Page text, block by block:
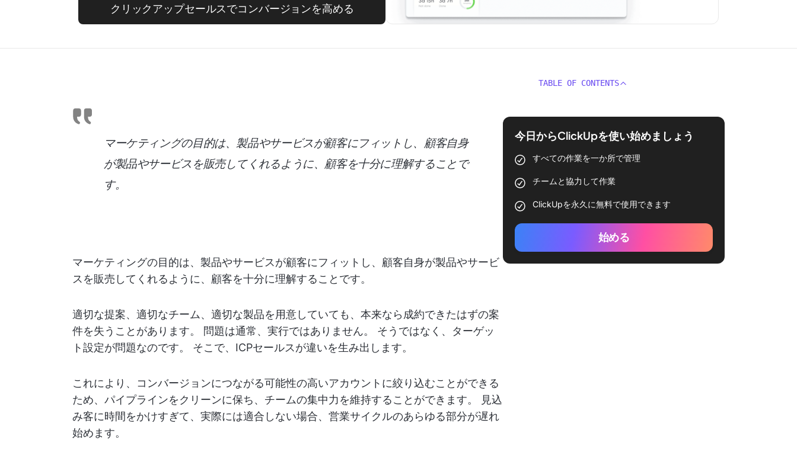
クリックアップセールスでコンバージョンを高める
マーケティングの目的は、製品やサービスが顧客にフィットし、顧客自身
が製品やサービスを販売してくれるように、顧客を十分に理解することで
す。
マーケティングの目的は、製品やサービスが顧客にフィットし、顧客自身が製品やサービ
スを販売してくれるように、顧客を十分に理解することです。
適切な提案、適切なチーム、適切な製品を用意していても、本来なら成約できたはずの案
件を失うことがあります。 問題は通常、実行ではありません。 そうではなく、ターゲッ
ト設定が問題なのです。 そこで、ICPセールスが違いを生み出します。
これにより、コンバージョンにつながる可能性の高いアカウントに絞り込むことができる
ため、パイプラインをクリーンに保ち、チームの集中力を維持することができます。 見込
み客に時間をかけすぎて、実際には適合しない場合、営業サイクルのあらゆる部分が遅れ
始めます。
TABLE OF CONTENTS
今日からClickUpを使い始めましょう
すべての作業を一か所で管理
チームと協力して作業
ClickUpを永久に無料で使用できます
始める